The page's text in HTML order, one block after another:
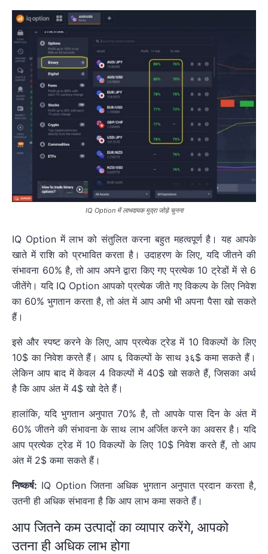
IQ Option में लाभदायक मुद्रा जोड़े चुनना
IQ Option में लाभ को संतुलित करना बहुत महत्वपूर्ण है। यह आपके
खाते में राशि को प्रभावित करता है। उदाहरण के लिए, यदि जीतने की
संभावना 60% है, तो आप अपने द्वारा किए गए प्रत्येक 10 ट्रेडों में से 6
जीतेंगे। यदि IQ Option आपको प्रत्येक जीते गए विकल्प के लिए निवेश
का 60% भुगतान करता है, तो अंत में आप अभी भी अपना पैसा खो सकते
हैं।
इसे और स्पष्ट करने के लिए, आप प्रत्येक ट्रेड में 10 विकल्पों के लिए
10$ का निवेश करते हैं। आप ६ विकल्पों के साथ ३६$ कमा सकते हैं।
लेकिन आप बाद में केवल 4 विकल्पों में 40$ खो सकते हैं, जिसका अर्थ
है कि आप अंत में 4$ खो देते हैं।
हालांकि, यदि भुगतान अनुपात 70% है, तो आपके पास दिन के अंत में
60% जीतने की संभावना के साथ लाभ अर्जित करने का अवसर है। यदि
आप प्रत्येक ट्रेड में 10 विकल्पों के लिए 10$ निवेश करते हैं, तो आप
अंत में 2$ कमा सकते हैं।
निष्कर्ष: IQ Option जितना अधिक भुगतान अनुपात प्रदान करता है,
उतनी ही अधिक संभावना है कि आप लाभ कमा सकते हैं।
आप जितने कम उत्पादों का व्यापार करेंगे, आपको
उतना ही अधिक लाभ होगा